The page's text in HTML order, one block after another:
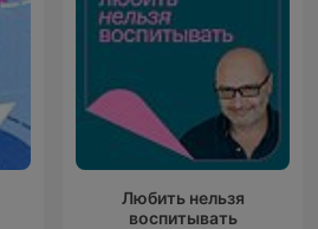
Любить нельзя
воспитывать